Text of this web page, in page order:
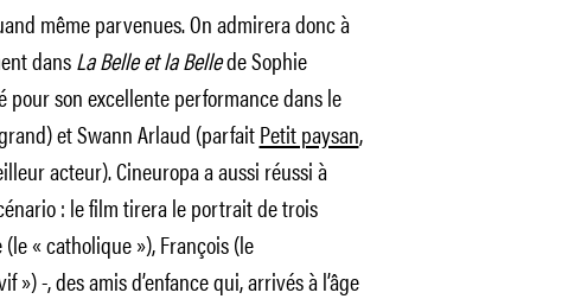
même parvenues. On admirera donc à
dansLa Belle et la Bellede Sophie
pour son excellente performance dans le
et Swann Arlaud (parfaitPetit paysan,
acteur). Cineuropa a aussi réussi à
: le film tirera le portrait de trois
« catholique »), François (le
») -, des amis d’enfance qui, arrivés à l’âge